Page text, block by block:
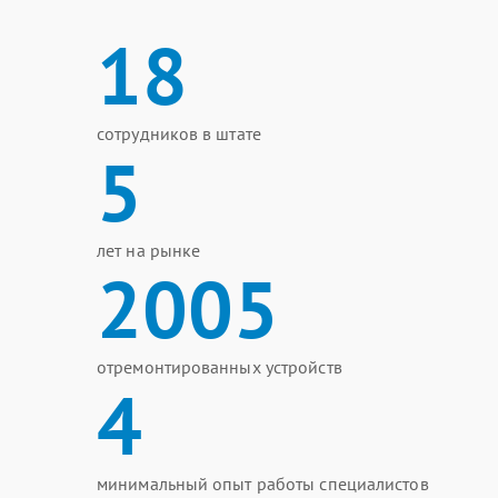
18
сотрудников в штате
5
лет на рынке
2005
отремонтированных устройств
4
минимальный опыт работы специалистов